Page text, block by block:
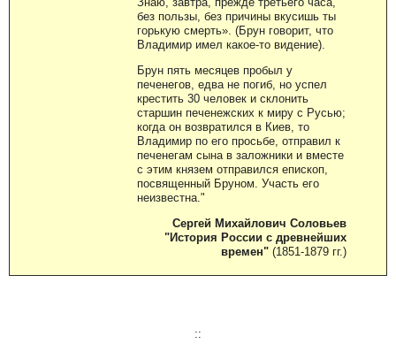
без пользы, без причины вкусишь ты
горькую смерть». (Брун говорит, что
Владимир имел какое-то видение).
Брун пять месяцев пробыл у
печенегов, едва не погиб, но успел
крестить 30 человек и склонить
старшин печенежских к миру с Русью;
когда он возвратился в Киев, то
Владимир по его просьбе, отправил к
печенегам сына в заложники и вместе
с этим князем отправился епископ,
посвященный Бруном. Участь его
неизвестна."
Сергей Михайлович Соловьев
"История России с древнейших
времен" (1851-1879 гг.)
::